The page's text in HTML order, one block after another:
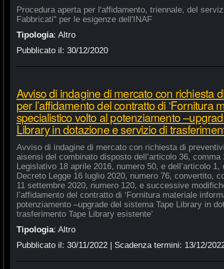
Procedura aperta per l'affidamento, triennale, del
Fabbricati" per le esigenze dell'INAF
Tipologia: Altro
Pubblicato il: 30/12/2020
Avviso di indagine di mercato con richiesta
per l’affidamento del contratto di ‘Fornitura
specialistico volto al potenziamento
Library in dotazione e servizio di
Avviso di indagine di mercato con richiesta di
aisensi del combinato disposto dell’articolo 36,
Legislativo 18 aprile 2016, numero 50, e dell’articolo
Decreto Legge 16 luglio 2020, numero 76, convertito,
11 settembre 2020, numero 120, e successive
l’affidamento del contratto di ‘Fornitura materiale
potenziamento –upgrade del sistema Tape Library in
trasferimento Tape Library esistente’
Tipologia: Altro
Pubblicato il: 30/11/2022| Scadenza termini: 13/12/